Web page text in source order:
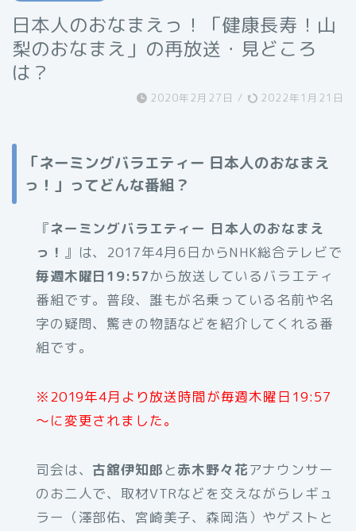
日本人のおなまえっ！「健康長寿！山
梨のおなまえ」の再放送・見どころ
は？
2020年2月27日 / 2022年1月21日
「ネーミングバラエティー 日本人のおなまえ
っ！」ってどんな番組？
『ネーミングバラエティー 日本人のおなまえ
っ！ 』は、2017年4月6日からNHK総合テレビで
毎週木曜日19:57から放送しているバラエティ
番組です。普段、誰もが名乗っている名前や名
字の疑問、驚きの物語などを紹介してくれる番
組です。
※2019年4月より放送時間が毎週木曜日19:57
～に変更されました。
司会は、 古舘伊知郎と赤木野々花アナウンサー
のお二人で、取材VTRなどを交えながらレギュ
ラー（澤部佑、宮崎美子、森岡浩）やゲストと